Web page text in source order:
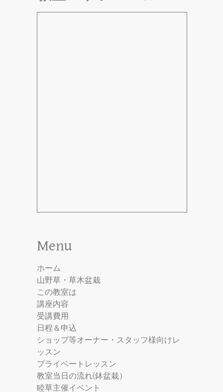
Menu
ホーム
山野草・草木盆栽
この教室は
講座内容
受講費用
日程＆申込
ショップ等オーナー・スタッフ様向けレ
ッスン
プライベートレッスン
教室当日の流れ(鉢盆栽）
睦草主催イベント